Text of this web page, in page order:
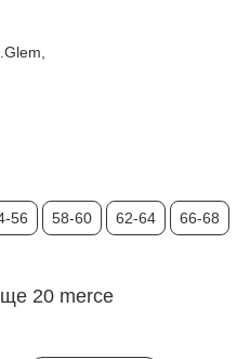
56 58-60 62-64 66-68
20 merce